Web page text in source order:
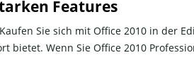
Features
Sie sich mit Office 2010 in der
Wenn Sie Office 2010